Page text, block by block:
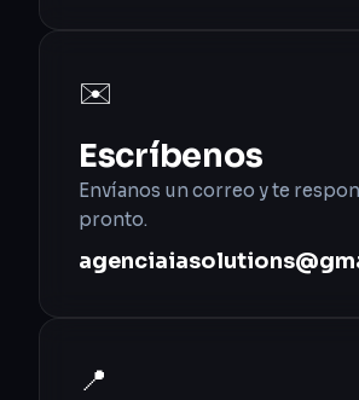
✉️
Escríbenos
Envíanos un correo y te
pronto.
📍